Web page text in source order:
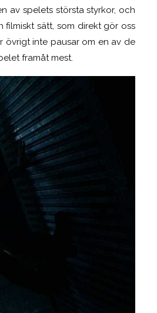
av spelets största styrkor, och
sätt, som direkt gör oss
övrigt inte pausar om en av de
framåt mest.